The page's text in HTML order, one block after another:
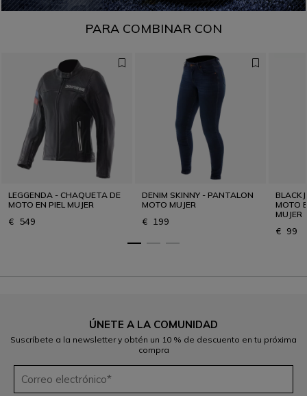
PARA COMBINAR CON
LEGGENDA - CHAQUETA DE
MOTO EN PIEL MUJER
€ 549
DENIM SKINNY - PANTALON
MOTO MUJER
€ 199
MOTO
MUJER
€ 99
ÚNETE A LA COMUNIDAD
Suscríbete a la newsletter y obtén un 10 % de descuento en tu próxima
compra